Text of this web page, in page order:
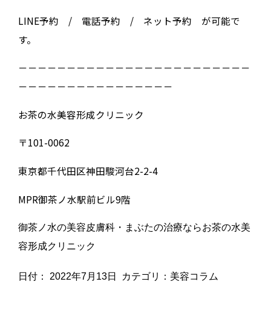
LINE予約 / 電話予約 / ネット予約 が可能で
す。
－－－－－－－－－－－－－－－－－－－－－－－－
－－－－－－－－－－－－－－－－
お茶の水美容形成クリニック
〒101-0062
東京都千代田区神田駿河台2-2-4
MPR御茶ノ水駅前ビル9階
御茶ノ水の美容皮膚科・まぶたの治療ならお茶の水美
容形成クリニック
日付： 2022年7月13日 カテゴリ： 美容コラム